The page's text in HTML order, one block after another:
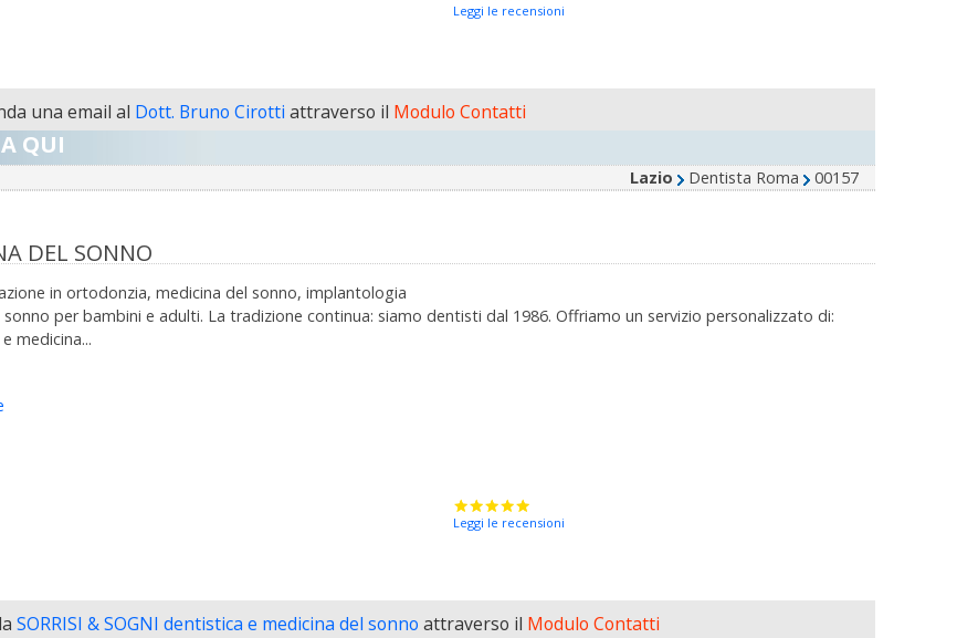
Leggi le recensioni
una email al Dott. Bruno Cirotti attraverso il Modulo Contatti
QUI
Lazio Dentista Roma 00157
DEL SONNO
in ortodonzia, medicina del sonno, implantologia
per bambini e adulti. La tradizione continua: siamo dentisti dal 1986. Offriamo un servizio personalizzato di:
medicina...
Leggi le recensioni
SORRISI & SOGNI dentistica e medicina del sonno attraverso il Modulo Contatti